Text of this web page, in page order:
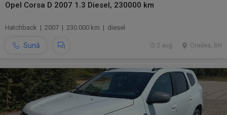
Opel Corsa D 2007 1.3 Diesel, 230000 km
Hatchback | 2007 | 230.000 km | diesel
Sună Oradea, BH
2 aug.